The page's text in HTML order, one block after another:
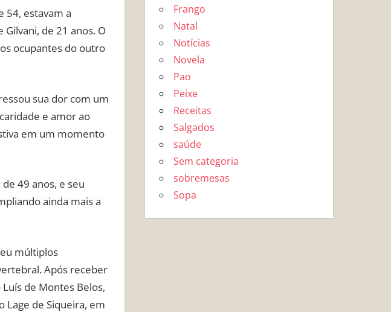
54, estavam a
de 21 anos. O
ocupantes do outro
sua dor com um
e amor ao
em um momento
49 anos, e seu
ainda mais a
múltiplos
Após receber
de Montes Belos,
Lage de Siqueira, em
Frango
Natal
Notícias
Novela
Pao
Peixe
Receitas
Salgados
saúde
Sem categoria
sobremesas
Sopa